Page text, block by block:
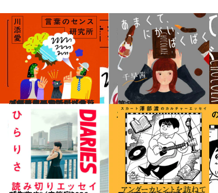
2026.1.14
【新連載】川添愛「言葉のセンス研究所」（1）「言葉のセンスがある」という褒め言葉にはセンスがあるのか
コミック ＆ エッセイ 2025.5.13
第1回 汚れたい欲
コミック ＆ エッセイ